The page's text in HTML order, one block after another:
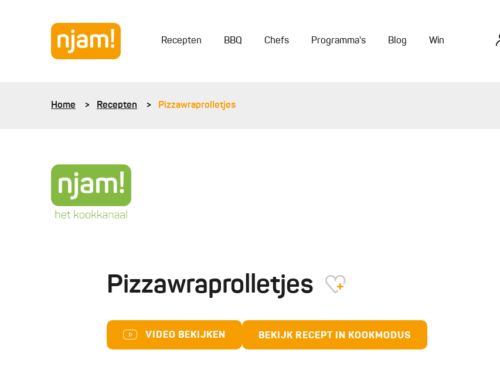
Recepten BBQ Chefs Programma's Blog Win
Home Recepten Pizzawraprolletjes
Pizzawraprolletjes
VIDEO BEKIJKEN BEKIJK RECEPT IN KOOKMODUS